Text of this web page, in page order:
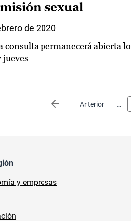
sexual
de 2020
consulta permanecerá abierta
jueves
Anterior
Página anterior …
y empresas